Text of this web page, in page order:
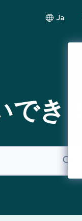
Ja
でき